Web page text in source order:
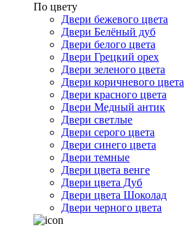
По цвету
Двери бежевого цвета
Двери Белёный дуб
Двери белого цвета
Двери Грецкий орех
Двери зеленого цвета
Двери коричневого цвета
Двери красного цвета
Двери Медный антик
Двери светлые
Двери серого цвета
Двери синего цвета
Двери темные
Двери цвета венге
Двери цвета Дуб
Двери цвета Шоколад
Двери черного цвета